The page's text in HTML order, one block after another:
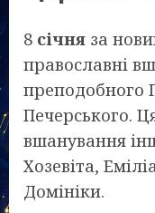
8 січня за
православні
преподобного
Печерського.
вшанування
Хозевіта,
Домініки.